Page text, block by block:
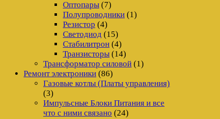
Оптопары (7)
Полупроводники (1)
Резистор (4)
Светодиод (15)
Стабилитрон (4)
Транзисторы (14)
Трансформатор силовой (1)
Ремонт электроники (86)
Газовые котлы (Платы управления)
(3)
Импульсные Блоки Питания и все
что с ними связано (24)